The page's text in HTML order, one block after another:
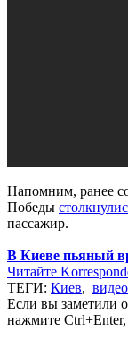
Напомним, ранее
Победы
пассажир.
В Киеве пьяный
Читайте
ТЕГИ: Киев, видео
Если вы заметили
нажмите